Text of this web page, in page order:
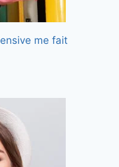
me fait